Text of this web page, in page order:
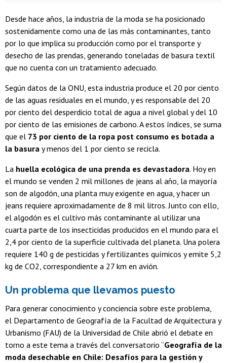
Desde hace años, la industria de la moda se ha posicionado
sostenidamente como una de las más contaminantes, tanto
por lo que implica su producción como por el transporte y
desecho de las prendas, generando toneladas de basura textil
que no cuenta con un tratamiento adecuado.
Según datos de la ONU, esta industria produce el 20 por ciento
de las aguas residuales en el mundo, y es responsable del 20
por ciento del desperdicio total de agua a nivel global y del 10
por ciento de las emisiones de carbono. A estos índices, se suma
que el 73 por ciento de la ropa post consumo es botada a
la basura y menos del 1 por ciento se recicla.
La huella ecológica de una prenda es devastadora. Hoy en
el mundo se venden 2 mil millones de jeans al año, la mayoría
son de algodón, una planta muy exigente en agua, y hacer un
jeans requiere aproximadamente de 8 mil litros. Junto con ello,
el algodón es el cultivo más contaminante al utilizar una
cuarta parte de los insecticidas producidos en el mundo para el
2,4 por ciento de la superficie cultivada del planeta. Una polera
requiere 140 g de pesticidas y fertilizantes químicos y emite 5,2
kg de CO2, correspondiente a 27 km en avión.
Un problema que llevamos puesto
Para generar conocimiento y conciencia sobre este problema,
el Departamento de Geografía de la Facultad de Arquitectura y
Urbanismo (FAU) de la Universidad de Chile abrió el debate en
torno a este tema a través del conversatorio “Geografía de la
moda desechable en Chile: Desafíos para la gestión y